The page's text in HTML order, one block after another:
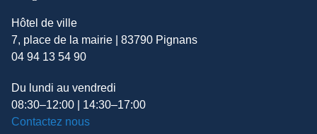
Hôtel de ville
7, place de la mairie | 83790 Pignans
04 94 13 54 90
Du lundi au vendredi
08:30–12:00 | 14:30–17:00
Contactez nous